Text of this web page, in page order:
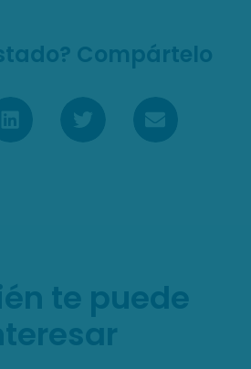
Compártelo
te puede